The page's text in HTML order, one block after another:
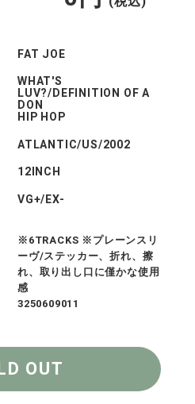
FAT JOE
WHAT'S
LUV?/DEFINITION OF A
DON
HIP HOP
ATLANTIC/US/2002
12INCH
VG+/EX-
※6TRACKS ※プレーンスリ
ーヴ/ステッカー、折れ、擦
れ、取り出し口に僅かな使用
感
3250609011
OUT